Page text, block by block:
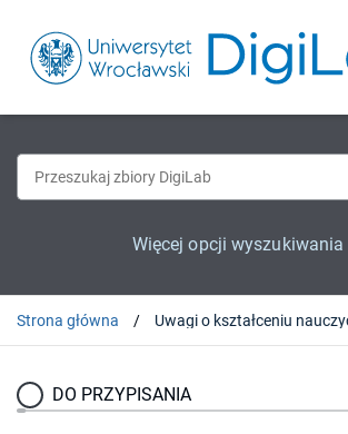
Więcej opcji wyszukiwania
Strona główna Uwagi o kształceniu
DO PRZYPISANIA